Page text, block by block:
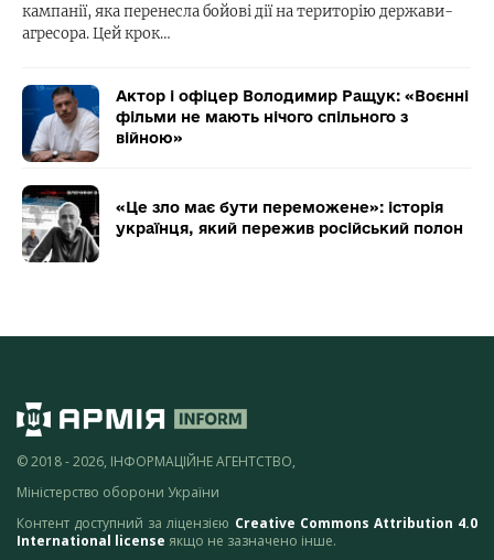
кампанії, яка перенесла бойові дії на територію держави-
агресора. Цей крок…
Актор і офіцер Володимир Ращук: «Воєнні
фільми не мають нічого спільного з
війною»
«Це зло має бути переможене»: історія
українця, який пережив російський полон
© 2018 - 2026, ІНФОРМАЦІЙНЕ АГЕНТСТВО,
Міністерство оборони України
Контент доступний за ліцензією Creative Commons Attribution 4.0
International license якщо не зазначено інше.